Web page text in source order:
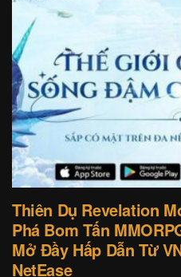
Thiên Dụ Revelation
Phá Bom Tấn
Mở Đầy Hấp Dẫn Từ
NetEase